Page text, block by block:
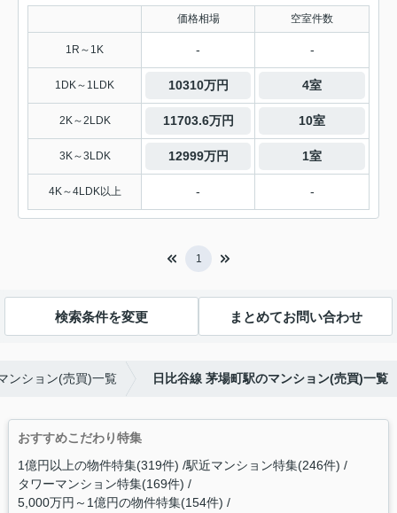
価格相場 空室件数
1R～1K - -
1DK～1LDK 10310万円 4室
2K～2LDK 11703.6万円 10室
3K～3LDK 12999万円 1室
4K～4LDK以上 - -
1
検索条件を変更 まとめてお問い合わせ
ンション(売買)一覧 日比谷線 茅場町駅のマンション(売買)一覧
おすすめこだわり特集
1億円以上の物件特集(319件) 駅近マンション特集(246件)
タワーマンション特集(169件)
5,000万円～1億円の物件特集(154件)